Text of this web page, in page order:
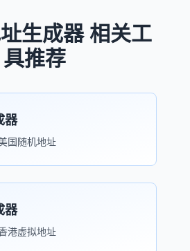
生成器 相关工
具推荐
器
国随机地址
器
港虚拟地址